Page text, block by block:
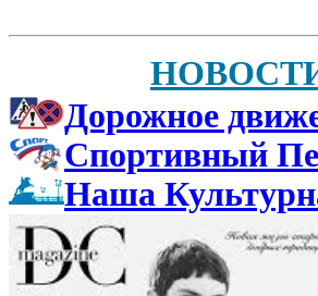
Дорожное
Спортивный
Наша